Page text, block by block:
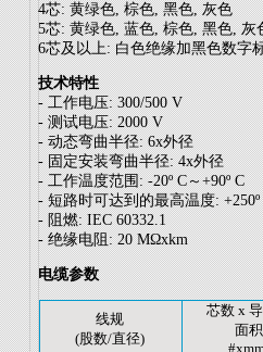
4芯: 黄绿色, 棕色, 黑色, 灰色
5芯: 黄绿色, 蓝色, 棕色, 黑色, 灰
6芯及以上: 白色绝缘加黑色数字
技术特性
- 工作电压: 300/500 V
- 测试电压: 2000 V
- 动态弯曲半径: 6x外径
- 固定安装弯曲半径: 4x外径
- 工作温度范围: -20º C～+90º C
- 短路时可达到的最高温度: +250º
- 阻燃: IEC 60332.1
- 绝缘电阻: 20 MΩxkm
电缆参数
线规
(股数/直径)
芯数 x
面积